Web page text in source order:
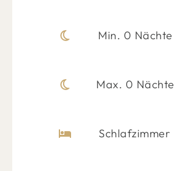
Min. 0 Nächte
Max. 0 Nächte
Schlafzimmer